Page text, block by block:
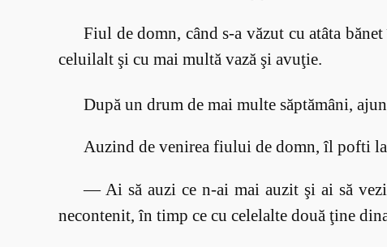
Fiul de domn, când s-a văzut cu atâta
celuilalt şi cu mai multă vază şi avuţie.
După un drum de mai multe săptămâni,
Auzind de venirea fiului de domn, îl pofti la
— Ai să auzi ce n-ai mai auzit şi ai să
necontenit, în timp ce cu celelalte două ţine